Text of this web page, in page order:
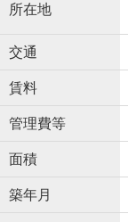
所在地
交通
賃料
管理費等
面積
築年月